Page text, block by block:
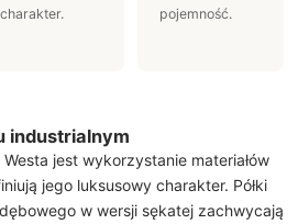
charakter.
pojemność.
industrialnym
jest wykorzystanie materiałów
jego luksusowy charakter. Półki
w wersji sękatej zachwycają